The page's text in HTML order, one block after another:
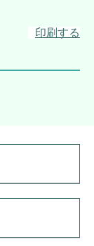
印刷する